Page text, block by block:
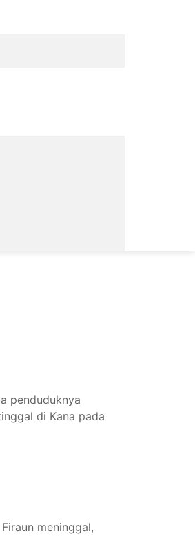
penduduknya
di Kana pada
meninggal,